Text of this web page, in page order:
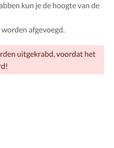
kun je de hoogte van de
afgevoegd.
uitgekrabd, voordat het